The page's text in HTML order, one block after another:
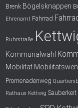
Brenk Bögelsknappen
Ehrenamt Fahrrad
Ruhrstraße
Kommunalwahl
Mobilität
Promenadenweg
Rathaus Kettwig Sauberkeit